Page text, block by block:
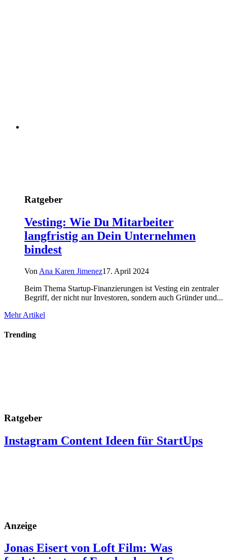
Ratgeber
Vesting: Wie Du Mitarbeiter
langfristig an Dein Unternehmen
bindest
Von Ana Karen Jimenez17. April 2024
Beim Thema Startup-Finanzierungen ist Vesting ein zentraler
Begriff, der nicht nur Investoren, sondern auch Gründer und...
Mehr Artikel
Trending
Ratgeber
Instagram Content Ideen für StartUps
Anzeige
Jonas Eisert von Loft Film: Was